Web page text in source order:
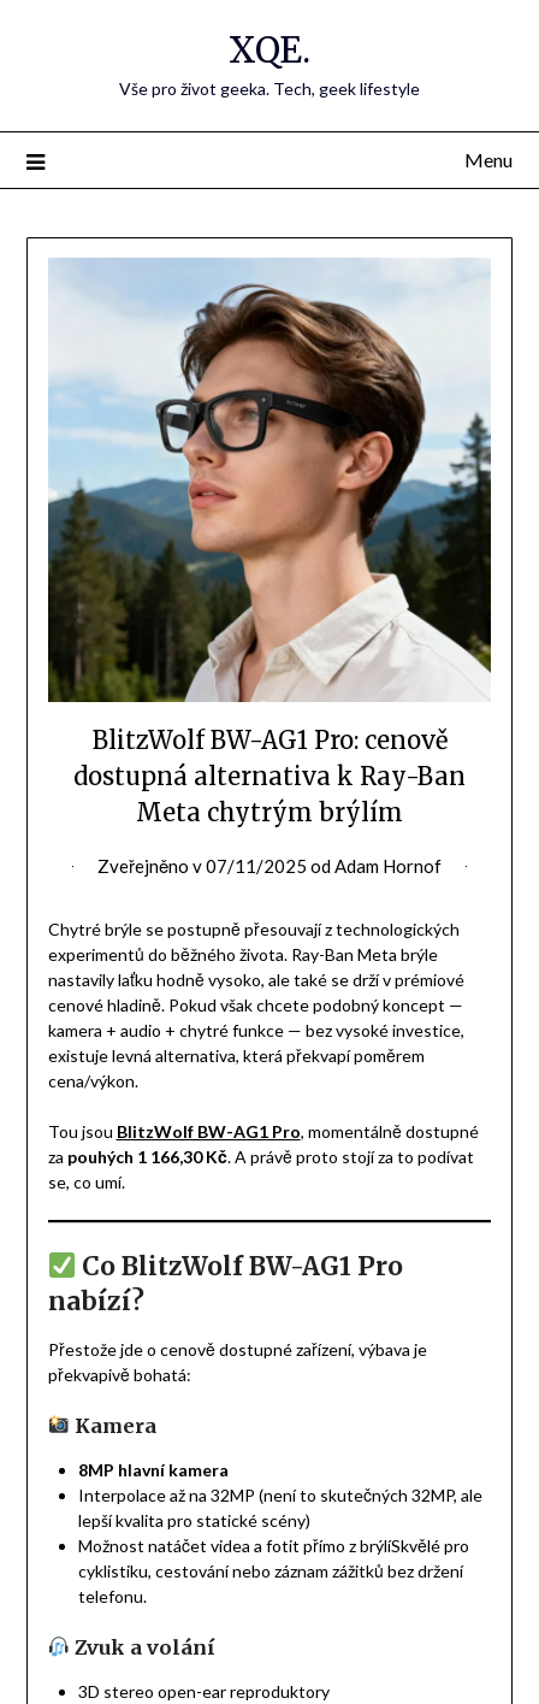
XQE.
Vše pro život geeka. Tech, geek lifestyle
Menu
BlitzWolf BW-AG1 Pro: cenově
dostupná alternativa k Ray-Ban
Meta chytrým brýlím
Zveřejněno v07/11/2025 odAdam Hornof
Chytré brýle se postupně přesouvají z technologických
experimentů do běžného života. Ray-Ban Meta brýle
nastavily laťku hodně vysoko, ale také se drží v prémiové
cenové hladině. Pokud však chcete podobný koncept —
kamera + audio + chytré funkce — bez vysoké investice,
existuje levná alternativa, která překvapí poměrem
cena/výkon.
Tou jsou BlitzWolf BW-AG1 Pro, momentálně dostupné
za pouhých 1 166,30 Kč. A právě proto stojí za to podívat
se, co umí.
Co BlitzWolf BW-AG1 Pro
nabízí?
Přestože jde o cenově dostupné zařízení, výbava je
překvapivě bohatá:
Kamera
8MP hlavní kamera
Interpolace až na 32MP (není to skutečných 32MP, ale
lepší kvalita pro statické scény)
Možnost natáčet videa a fotit přímo z brýlíSkvělé pro
cyklistiku, cestování nebo záznam zážitků bez držení
telefonu.
Zvuk a volání
3D stereo open-ear reproduktory